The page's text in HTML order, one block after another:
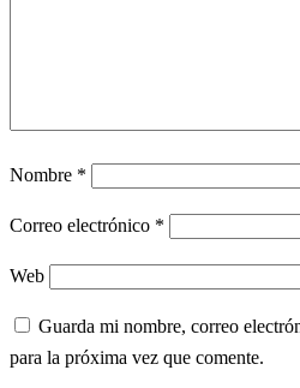
Nombre *
Correo electrónico *
Web
Guarda mi nombre, correo
para la próxima vez que comente.